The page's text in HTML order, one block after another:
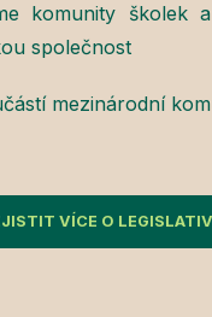
komunity školek
společnost
mezinárodní
VÍCE O